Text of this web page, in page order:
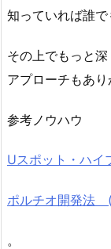
知っていれば誰で
その上でもっと
アプローチもあり
参考ノウハウ
Uスポット・ハイ
ポルチオ開発法
。